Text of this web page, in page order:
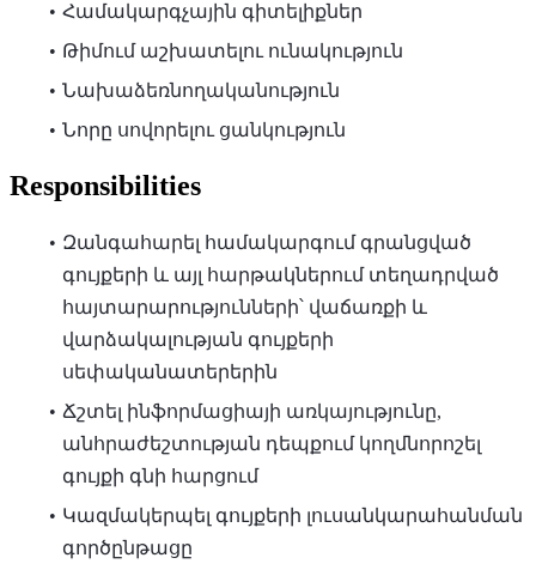
Համակարգչային գիտելիքներ
Թիմում աշխատելու ունակություն
Նախաձեռնողականություն
Նորը սովորելու ցանկություն
Responsibilities
Զանգահարել համակարգում գրանցված
գույքերի և այլ հարթակներում տեղադրված
հայտարարությունների՝ վաճառքի և
վարձակալության գույքերի
սեփականատերերին
Ճշտել ինֆորմացիայի առկայությունը,
անհրաժեշտության դեպքում կողմնորոշել
գույքի գնի հարցում
Կազմակերպել գույքերի լուսանկարահանման
գործընթացը